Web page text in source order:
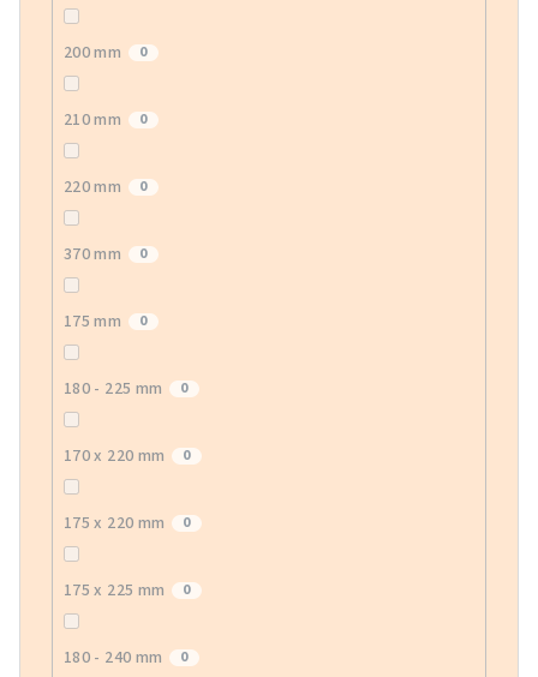
200 mm 0
210 mm 0
220 mm 0
370 mm 0
175 mm 0
180 - 225 mm 0
170 x 220 mm 0
175 x 220 mm 0
175 x 225 mm 0
180 - 240 mm 0